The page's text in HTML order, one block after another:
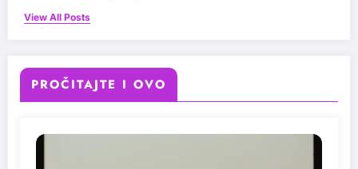
View All Posts
PROČITAJTE I OVO